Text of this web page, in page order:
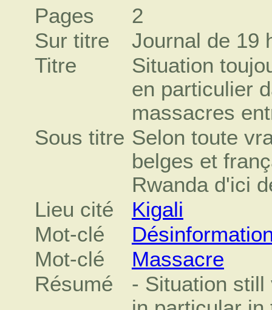
Pages
2
Sur titre
Journal de 19
Titre
Situation
en particulier
massacres
Sous titre Selon toute
belges et
Rwanda d'ici
Lieu cité
Kigali
Mot-clé
Mot-clé
Massacre
Résumé
- Situation still